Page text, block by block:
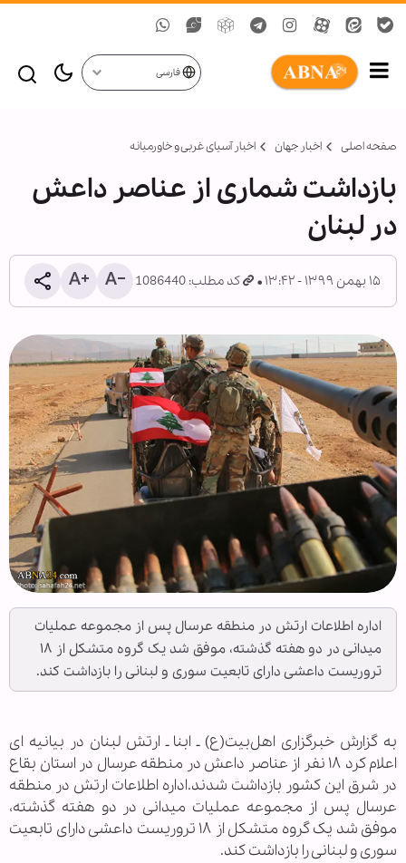
فارسی
صفحه اصلی اخبار جهان اخبار آسیای غربی و خاورمیانه
بازداشت شماری از عناصر داعش
در لبنان
۱۵ بهمن ۱۳۹۹ - ۱۳:۴۲ کد مطلب: 1086440
اداره اطلاعات ارتش در منطقه عرسال پس از مجموعه عملیات
میدانی در دو هفته گذشته، موفق شد یک گروه متشکل از ۱۸
تروریست داعشی دارای تابعیت سوری و لبنانی را بازداشت کند.
به گزارش خبرگزاری اهل‌بیت(ع) ـ ابنا ـ ارتش لبنان در بیانیه ای
اعلام کرد ۱۸ نفر از عناصر داعش در منطقه عرسال در استان بقاع
در شرق این کشور بازداشت شدند.اداره اطلاعات ارتش در منطقه
عرسال پس از مجموعه عملیات میدانی در دو هفته گذشته،
موفق شد یک گروه متشکل از ۱۸ تروریست داعشی دارای تابعیت
سوری و لبنانی را بازداشت کند.